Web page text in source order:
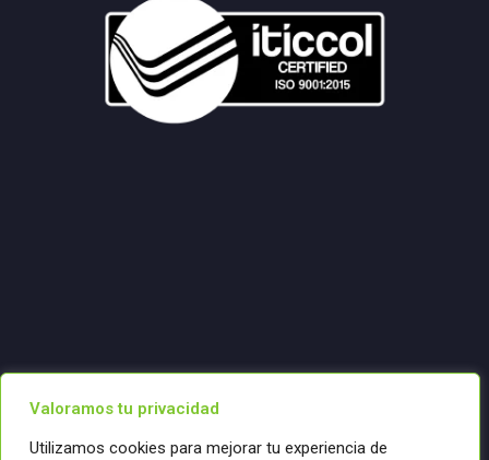
Valoramos tu privacidad
Utilizamos cookies para mejorar tu experiencia de